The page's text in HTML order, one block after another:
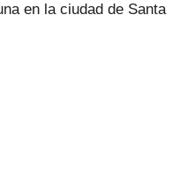
en la ciudad de Santa